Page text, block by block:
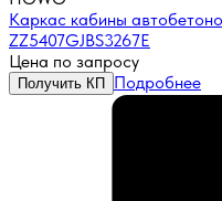
Каркас кабины
ZZ5407GJBS3267E
Цена по запросу
Получить КП Подробнее